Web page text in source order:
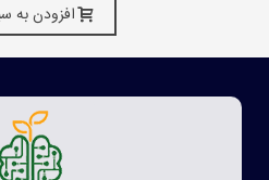
افزودن به